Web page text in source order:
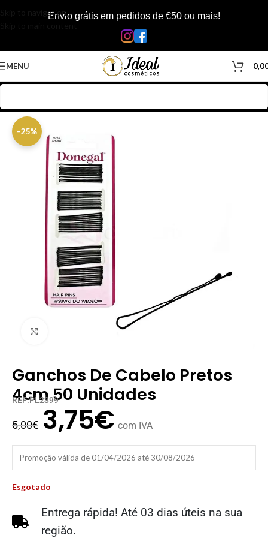
Skip to navigationEnvio grátis em pedidos de €50 ou mais!
MENU
-25%
Ganchos De Cabelo Pretos
4cm 50 Unidades
REF:PL2399
5,00€ 3,75€ com IVA
Promoção válida de 01/04/2026 até 30/08/2026
Esgotado
Entrega rápida! Até 03 dias úteis na sua
região.